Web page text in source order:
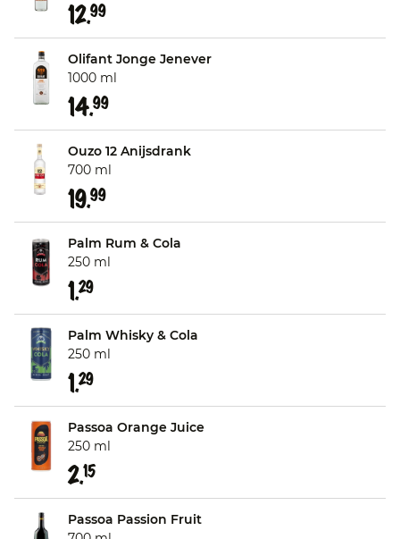
12.99
Olifant Jonge Jenever
1000 ml
14.99
Ouzo 12 Anijsdrank
700 ml
19.99
Palm Rum & Cola
250 ml
1.29
Palm Whisky & Cola
250 ml
1.29
Passoa Orange Juice
250 ml
2.15
Passoa Passion Fruit